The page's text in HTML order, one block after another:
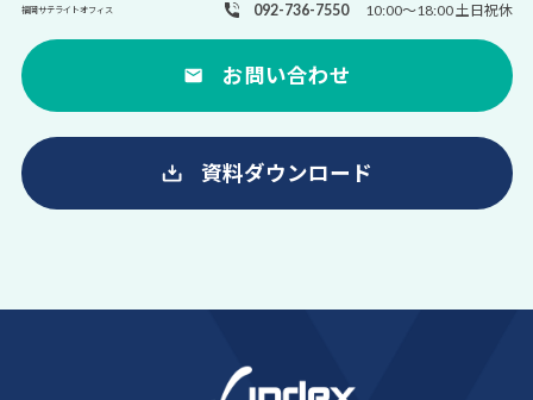
福岡サテライトオフィス 092-736-7550 10:00～18:00 土日祝休
お問い合わせ
資料ダウンロード